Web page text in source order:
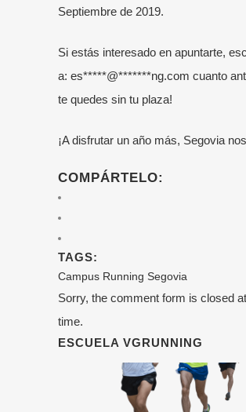
Septiembre de 2019.
Si estás interesado en apuntarte,
a: es*****@*******ng.com cuanto
te quedes sin tu plaza!
¡A disfrutar un año más, Segovia
COMPÁRTELO:
TAGS:
Campus Running Segovia
Sorry, the comment form is closed
time.
ESCUELA VGRUNNING